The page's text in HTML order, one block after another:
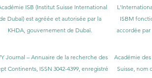
ISB (Institut Suisse International
Dubaï) est agréée et autorisée par la
KHDA, gouvernement de Dubaï.
ISBM
accordée
Journal – Annuaire de la recherche des
Continents, ISSN 3042-4399, enregistré
Académie
Suisse, nom